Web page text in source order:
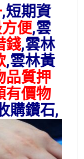
,短期資
便,雲
錢,雲林
,雲林黃
品質押
有價物
購鑽石,